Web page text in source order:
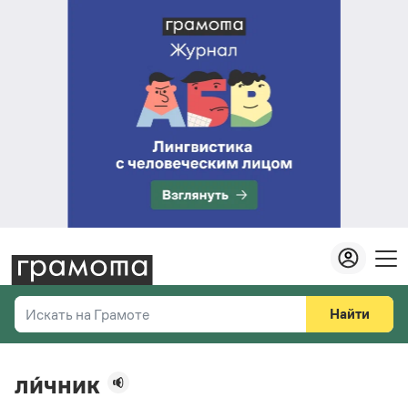
Искать на Грамоте
Справочная служба
Найти
ли́чник